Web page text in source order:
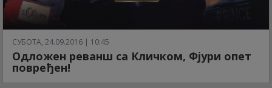
СУБОТА, 24.09.2016 | 10:45
Одложен реванш са Кличком, Фјури опет
повређен!